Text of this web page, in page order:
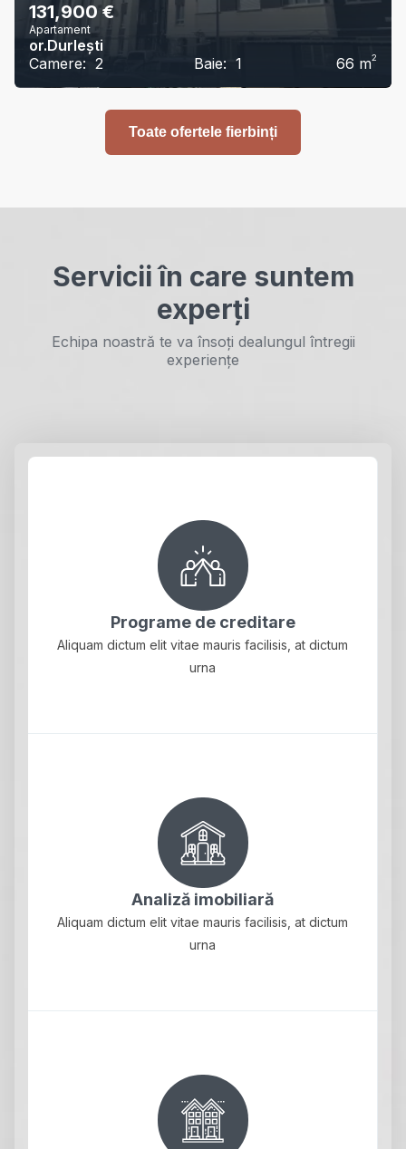
131,900€
Apartament
or.Durlești
Camere: 2 Baie: 1 66 m2
Toate ofertele fierbinți
Servicii în care suntem
experți
Echipa noastră te va însoți dealungul întregii
experiențe
Programe de creditare
Aliquam dictum elit vitae mauris facilisis, at dictum
urna
Analiză imobiliară
Aliquam dictum elit vitae mauris facilisis, at dictum
urna